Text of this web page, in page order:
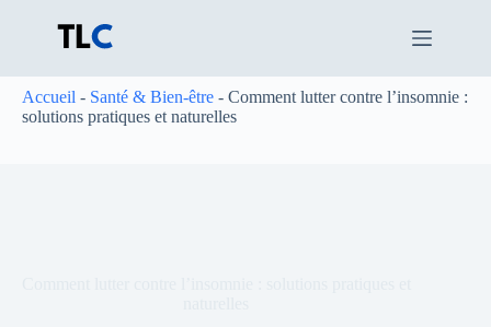
Accueil - Santé & Bien-être - Comment lutter contre l’insomnie :
solutions pratiques et naturelles